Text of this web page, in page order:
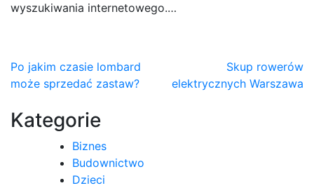
wyszukiwania internetowego.…
Nawigacja
wpisu
Po jakim czasie lombard
może sprzedać zastaw?
Skup rowerów
elektrycznych Warszawa
Kategorie
Biznes
Budownictwo
Dzieci